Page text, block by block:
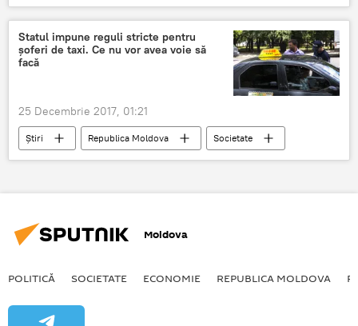
epidemie
viruși antibiotice
Statul impune reguli stricte pentru
șoferi de taxi. Ce nu vor avea voie să
facă
25 Decembrie 2017, 01:21
Știri Republica Moldova
Societate
taxi
taxmetru bilet de călătorie
Moldova
POLITICĂ SOCIETATE ECONOMIE REPUBLICA MOLDOVA